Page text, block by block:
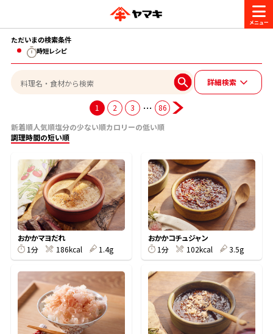
商品情報
ヤマキ『めんつゆ』 ヤマキ 割烹白だし
レシピ
おいしいレシピを探す
おいしいレシピトップ
主食レシピ
主菜レシピ
汁物レシピ
時短レシピ
かつお節・だしを楽しむ
かつお節・だしを知る
だしの取り方
かつお節の削り方
かつお節・だしをもっと知る
ヤマキ かつお節プラス®
CM・キャンペーン
キャンペーン一覧
企業・採用情報
企業情報
- 百年対話
- ヤマキ かつお節プラス®
お問い合わせ
ヤマキお客様相談室
オンラインショップ
コミュニティサイト
ただいまの検索条件
時短レシピ
詳細検索
1 2 3 …
86
新着順人気順塩分の少ない順カロリーの低い順
調理時間の短い順
おかかマヨだれ
1分
186kcal 1.4g
おかかコチュジャン
1分
102kcal 3.5g